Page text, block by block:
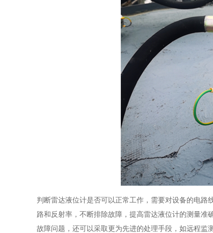
判断雷达液位计是否可以正常工作，需要对设备的电
路和反射率，不断排除故障，提高雷达液位计的测量
故障问题，还可以采取更为先进的处理手段，如远程